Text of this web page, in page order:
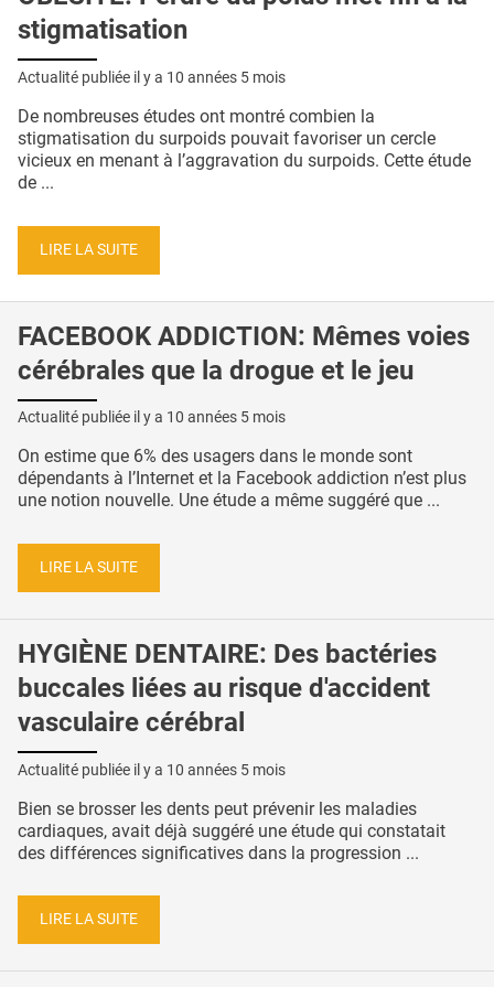
stigmatisation
Actualité publiée il y a 10 années 5 mois
De nombreuses études ont montré combien la
stigmatisation du surpoids pouvait favoriser un cercle
vicieux en menant à l’aggravation du surpoids. Cette étude
de ...
LIRE LA SUITE
FACEBOOK ADDICTION: Mêmes voies
cérébrales que la drogue et le jeu
Actualité publiée il y a 10 années 5 mois
On estime que 6% des usagers dans le monde sont
dépendants à l’Internet et la Facebook addiction n’est plus
une notion nouvelle. Une étude a même suggéré que ...
LIRE LA SUITE
HYGIÈNE DENTAIRE: Des bactéries
buccales liées au risque d'accident
vasculaire cérébral
Actualité publiée il y a 10 années 5 mois
Bien se brosser les dents peut prévenir les maladies
cardiaques, avait déjà suggéré une étude qui constatait
des différences significatives dans la progression ...
LIRE LA SUITE